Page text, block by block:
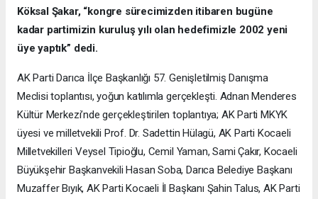
Köksal Şakar, “kongre sürecimizden itibaren bugüne
kadar partimizin kuruluş yılı olan hedefimizle 2002 yeni
üye yaptık” dedi.
AK Parti Darıca İlçe Başkanlığı 57. Genişletilmiş Danışma
Meclisi toplantısı, yoğun katılımla gerçekleşti. Adnan Menderes
Kültür Merkezi’nde gerçekleştirilen toplantıya; AK Parti MKYK
üyesi ve milletvekili Prof. Dr. Sadettin Hülagü, AK Parti Kocaeli
Milletvekilleri Veysel Tipioğlu, Cemil Yaman, Sami Çakır, Kocaeli
Büyükşehir Başkanvekili Hasan Soba, Darıca Belediye Başkanı
Muzaffer Bıyık, AK Parti Kocaeli İl Başkanı Şahin Talus, AK Parti